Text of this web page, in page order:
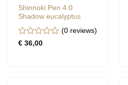
Shinnoki Pen 4.0
Shadow eucalyptus
Gewaardeerd
(0reviews)
€36,00